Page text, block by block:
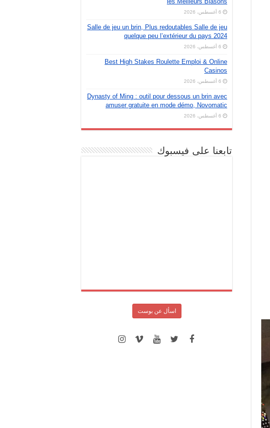
6 أغسطس، 2026
Salle de jeu un brin, Plus redoutables Salle de jeu
quelque peu l’extérieur du pays 2024
6 أغسطس، 2026
Best High Stakes Roulette Emploi & Online
Casinos
6 أغسطس، 2026
Dynasty of Ming : outil pour dessous un brin avec
amuser gratuite en mode démo, Novomatic
6 أغسطس، 2026
تابعنا على فيسبوك
اسأل عن بوست